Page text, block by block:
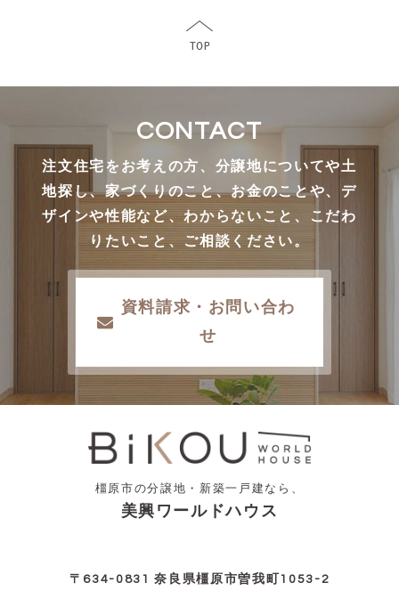
CONTACT
注文住宅をお考えの方、分譲地についてや土
地探し、家づくりのこと、お金のことや、デ
ザインや性能など、わからないこと、こだわ
りたいこと、ご相談ください。
資料請求・お問い合わ
せ
橿原市の分譲地・新築一戸建なら、
美興ワールドハウス
〒634-0831 奈良県橿原市曽我町1053-2